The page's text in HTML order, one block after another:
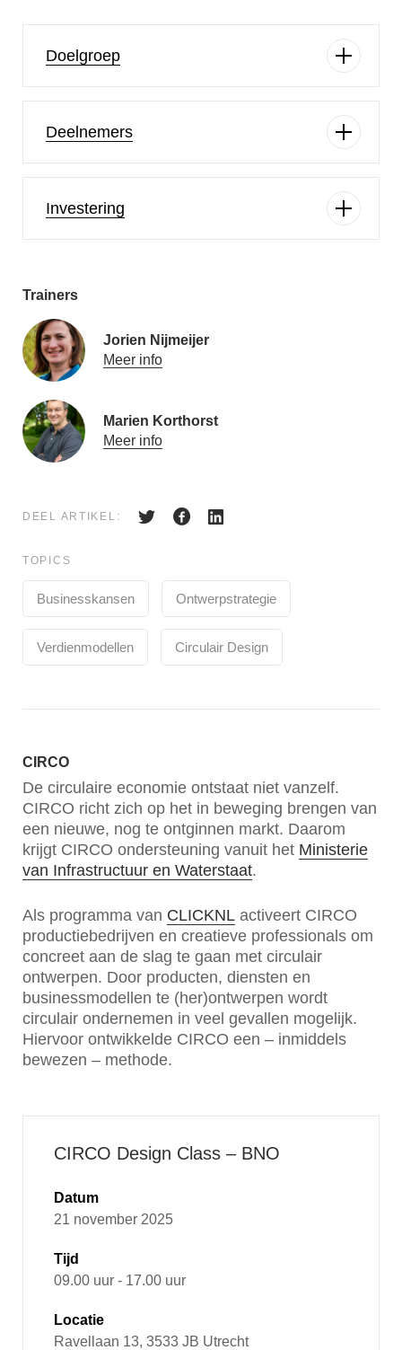
Doelgroep
Deelnemers
Investering
Trainers
Jorien Nijmeijer
Meer info
Marien Korthorst
Meer info
DEEL ARTIKEL:
TOPICS
Businesskansen Ontwerpstrategie
Verdienmodellen Circulair Design
CIRCO
De circulaire economie ontstaat niet vanzelf.
CIRCO richt zich op het in beweging brengen van
een nieuwe, nog te ontginnen markt. Daarom
krijgt CIRCO ondersteuning vanuit het Ministerie
van Infrastructuur en Waterstaat.
Als programma van CLICKNL activeert CIRCO
productiebedrijven en creatieve professionals om
concreet aan de slag te gaan met circulair
ontwerpen. Door producten, diensten en
businessmodellen te (her)ontwerpen wordt
circulair ondernemen in veel gevallen mogelijk.
Hiervoor ontwikkelde CIRCO een – inmiddels
bewezen – methode.
CIRCO Design Class – BNO
Datum
21 november 2025
Tijd
09.00 uur - 17.00 uur
Locatie
Ravellaan 13, 3533 JB Utrecht